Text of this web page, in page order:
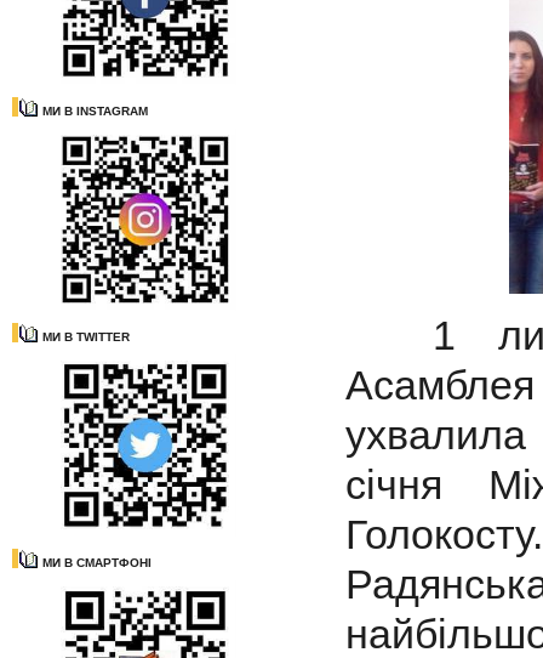
МИ В INSTAGRAM
МИ В TWITTER
МИ В СМАРТФОНІ
1
січня